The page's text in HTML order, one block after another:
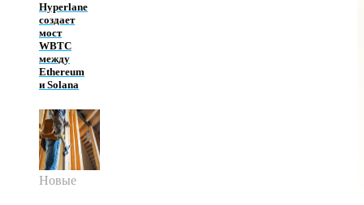
Hyperlane
создает
мост
WBTC
между
Ethereum
и Solana
Новые